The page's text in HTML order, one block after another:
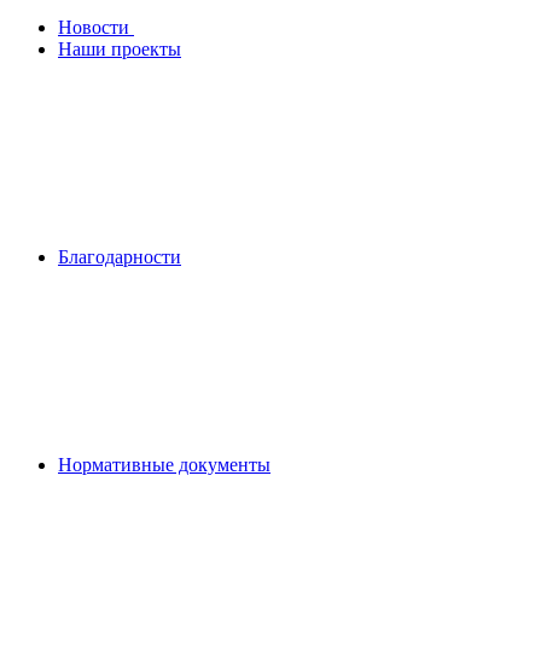
Новости
Наши проекты
Благодарности
Нормативные документы